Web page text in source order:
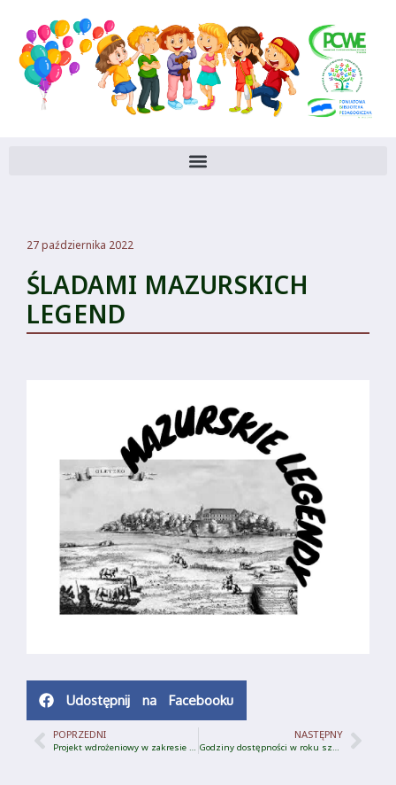
27 października 2022
ŚLADAMI MAZURSKICH
LEGEND
Udostępnij na Facebooku
POPRZEDNI
Projekt wdrożeniowy w zakresie diagnozy funkcjonalnej- STARTUJE!!!
NASTĘPNY
Godziny dostępności w roku szkolnym 2022/2023- aktualizacja